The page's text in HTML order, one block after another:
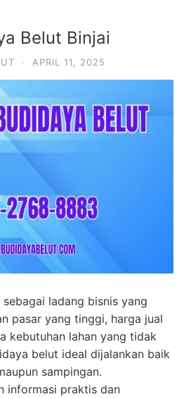
Belut Binjai
· APRIL 11, 2025
ladang bisnis yang
pasar yang tinggi, harga jual
kebutuhan lahan yang tidak
belut ideal dijalankan baik
sampingan.
informasi praktis dan